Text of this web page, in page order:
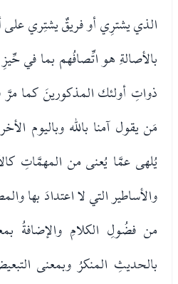
الذي يشترِي أو فريقٌ يشتِري على
بالأصالةِ هو اتِّصافُهم بما في
ذواتِ أولئك المذكورينَ كما
مَن يقول آمنا بالله وباليوم
يُلهى عمَّا يُعنى من المهمَّاتِ
والأساطير التي لا اعتدادَ بها
من فضُولِ الكلامِ والإضافةُ
بالحديثِ المنكرُ وبمعنى